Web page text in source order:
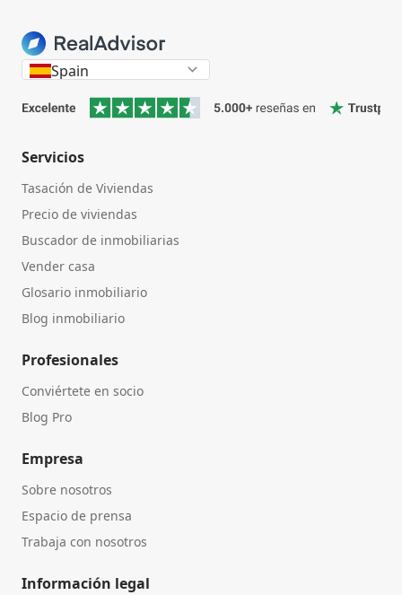
Spain
Servicios
Tasación de Viviendas
Precio de viviendas
Buscador de inmobiliarias
Vender casa
Glosario inmobiliario
Blog inmobiliario
Profesionales
Conviértete en socio
Blog Pro
Empresa
Sobre nosotros
Espacio de prensa
Trabaja con nosotros
Información legal